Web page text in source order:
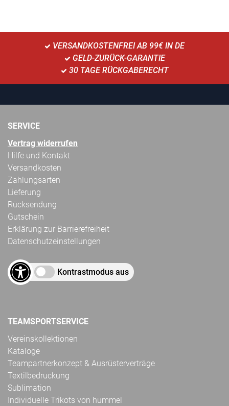
VERSANDKOSTENFREI AB 99€ IN DE
GELD-ZURÜCK-GARANTIE
30 TAGE RÜCKGABERECHT
SERVICE
Vertrag widerrufen
Hilfe und Kontakt
Versandkosten
Zahlungsarten
Lieferung
Rücksendung
Gutschein
Erklärung zur Barrierefreiheit
Datenschutzeinstellungen
Kontrastmodus aus
TEAMSPORTSERVICE
Vereinskollektionen
Kataloge
Teampartnerkonzept & Ausrüsterverträge
Textilbedruckung
Sublimation
Individuelle Trikots von hummel